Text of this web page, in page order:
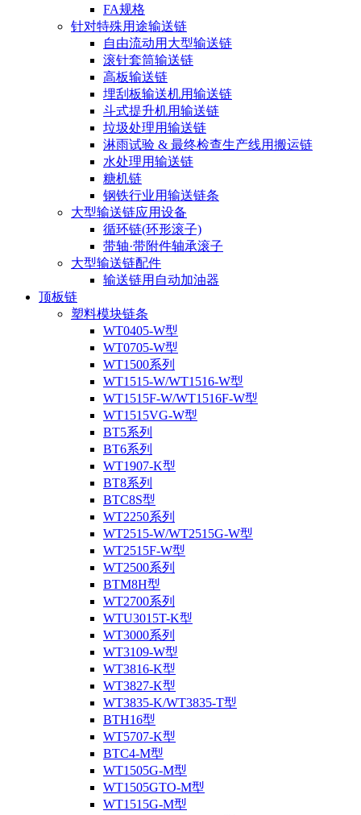
FA规格
针对特殊用途输送链
自由流动用大型输送链
滚针套筒输送链
高板输送链
埋刮板输送机用输送链
斗式提升机用输送链
垃圾处理用输送链
淋雨试验 & 最终检查生产线用搬运链
水处理用输送链
糖机链
钢铁行业用输送链条
大型输送链应用设备
循环链(环形滚子)
带轴·带附件轴承滚子
大型输送链配件
输送链用自动加油器
顶板链
塑料模块链条
WT0405-W型
WT0705-W型
WT1500系列
WT1515-W/WT1516-W型
WT1515F-W/WT1516F-W型
WT1515VG-W型
BT5系列
BT6系列
WT1907-K型
BT8系列
BTC8S型
WT2250系列
WT2515-W/WT2515G-W型
WT2515F-W型
WT2500系列
BTM8H型
WT2700系列
WTU3015T-K型
WT3000系列
WT3109-W型
WT3816-K型
WT3827-K型
WT3835-K/WT3835-T型
BTH16型
WT5707-K型
BTC4-M型
WT1505G-M型
WT1505GTO-M型
WT1515G-M型